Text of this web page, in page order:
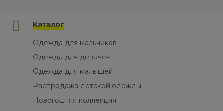
Каталог
Одежда для мальчиков
Одежда для девочек
Одежда для малышей
Распродажа детской одежды
Новогодняя коллекция